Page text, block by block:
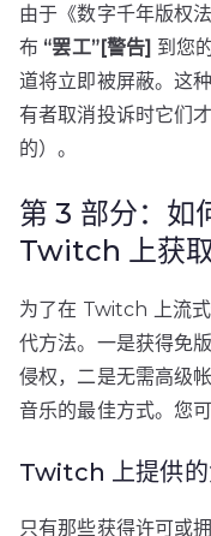
由于《数字千年版权
布 “罢工”[警告] 到您
道将立即被屏蔽。这
有者取消投诉时它们
的）。
第 3 部分：如
Twitch 上获
为了在 Twitch 上流
代方法。一是获得免
侵权，二是无需高级
音乐的最佳方式。您
Twitch 上提供
只有那些获得许可或